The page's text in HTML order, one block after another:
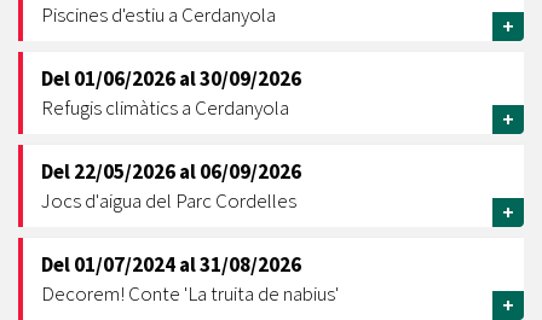
Piscines d'estiu a Cerdanyola
+
Del01/06/2026al30/09/2026
Refugis climàtics a Cerdanyola
+
Del22/05/2026al06/09/2026
Jocs d'aigua del Parc Cordelles
+
Del01/07/2024al31/08/2026
Decorem! Conte 'La truita de nabius'
+